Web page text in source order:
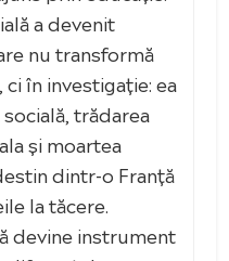
a devenit
nu transformă
în investigație: ea
trădarea
și moartea
dintr-o Franță
la tăcere.
devine instrument